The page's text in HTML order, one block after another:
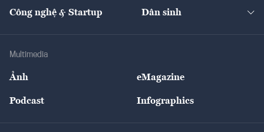
Tư vấn Nông sản
Giải trí
Công nghệ & Startup Dân sinh
Multimedia
Ảnh eMagazine
Podcast Infographics